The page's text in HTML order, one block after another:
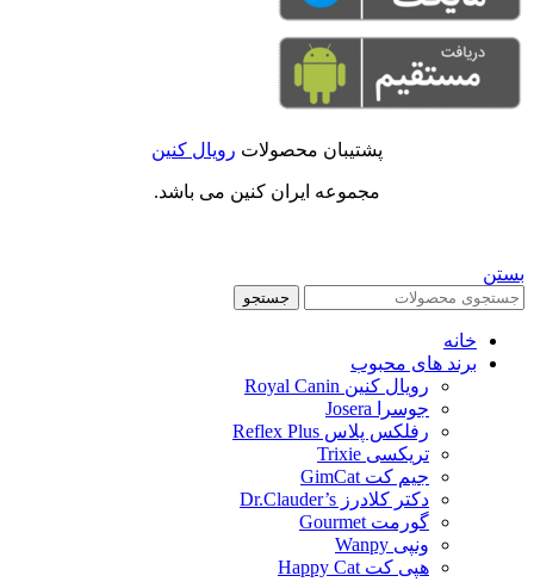
پشتیبان محصولات رویال کنین
مجموعه ایران کنین می باشد.
بستن
جستجو
خانه
برند های محبوب
رویال کنین Royal Canin
جوسرا Josera
رفلکس پلاس Reflex Plus
تریکسی Trixie
جیم کت GimCat
دکتر کلادرز Dr.Clauder’s
گورمت Gourmet
ونپی Wanpy
هپی کت Happy Cat